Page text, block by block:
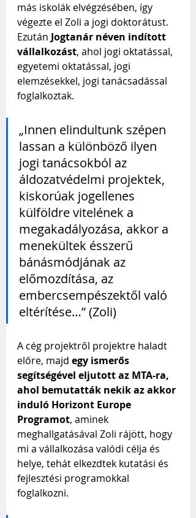
más iskolák elvégzésében, így
végezte el Zoli a jogi doktorátust.
Ezután Jogtanár néven indított
vállalkozást, ahol jogi oktatással,
egyetemi oktatással, jogi
elemzésekkel, jogi tanácsadással
foglalkoztak.
„Innen elindultunk szépen
lassan a különböző ilyen
jogi tanácsokból az
áldozatvédelmi projektek,
kiskorúak jogellenes
külföldre vitelének a
megakadályozása, akkor a
menekültek ésszerű
bánásmódjának az
előmozdítása, az
embercsempészektől való
eltérítése…” (Zoli)
A cég projektről projektre haladt
előre, majd egy ismerős
segítségével eljutott az MTA-ra,
ahol bemutatták nekik az akkor
induló Horizont Europe
Programot, aminek
meghallgatásával Zoli rájött, hogy
mi a vállalkozása valódi célja és
helye, tehát elkezdtek kutatási és
fejlesztési programokkal
foglalkozni.